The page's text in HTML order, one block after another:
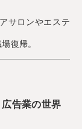
サロンやエステ
復帰。
広告業の世界